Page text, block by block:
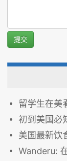
提交
留学生在美
初到美国必
美国最新饮
Wanderu: